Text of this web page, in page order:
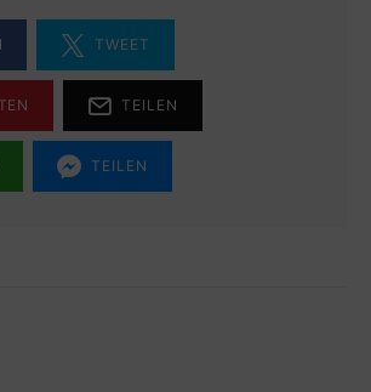
TWEET
TEILEN
TEILEN